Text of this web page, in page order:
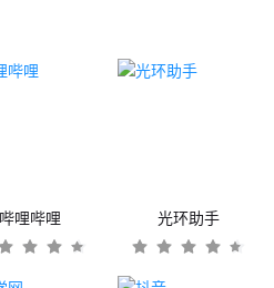
哔哩哔哩 光环助手